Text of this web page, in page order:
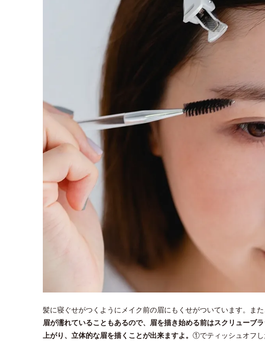
髪に寝ぐせがつくようにメイク前の眉にもくせがついています。ま
眉が濡れていることもあるので、眉を描き始める前はスクリューブ
上がり、立体的な眉を描くことが出来ますよ。 ①でティッシュオフし